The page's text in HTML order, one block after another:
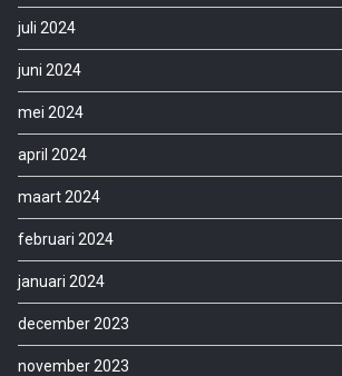
juli 2024
juni 2024
mei 2024
april 2024
maart 2024
februari 2024
januari 2024
december 2023
november 2023